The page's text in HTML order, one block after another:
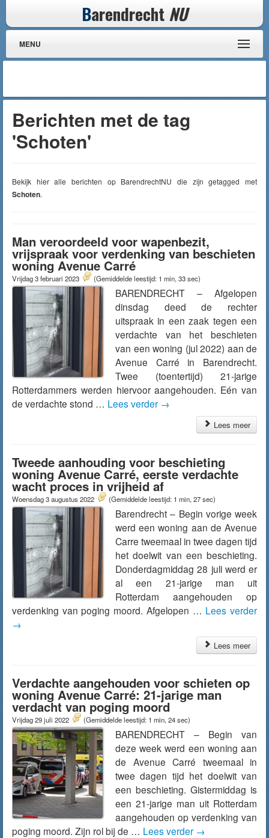
Barendrecht NU
MENU
Berichten met de tag
'Schoten'
Bekijk hier alle berichten op BarendrechtNU die zijn getagged met
Schoten.
Man veroordeeld voor wapenbezit,
vrijspraak voor verdenking van beschieten
woning Avenue Carré
Vrijdag 3 februari 2023 (Gemiddelde leestijd: 1 min, 33 sec)
BARENDRECHT – Afgelopen
dinsdag deed de rechter
uitspraak in een zaak tegen een
verdachte van het beschieten
van een woning (jul 2022) aan de
Avenue Carré in Barendrecht.
Twee (toentertijd) 21-jarige
Rotterdammers werden hiervoor aangehouden. Eén van
de verdachte stond … Lees verder →
Lees meer
Tweede aanhouding voor beschieting
woning Avenue Carré, eerste verdachte
wacht proces in vrijheid af
Woensdag 3 augustus 2022 (Gemiddelde leestijd: 1 min, 27 sec)
Barendrecht – Begin vorige week
werd een woning aan de Avenue
Carre tweemaal in twee dagen tijd
het doelwit van een beschieting.
Donderdagmiddag 28 juli werd er
al een 21-jarige man uit
Rotterdam aangehouden op
verdenking van poging moord. Afgelopen … Lees verder
→
Lees meer
Verdachte aangehouden voor schieten op
woning Avenue Carré: 21-jarige man
verdacht van poging moord
Vrijdag 29 juli 2022 (Gemiddelde leestijd: 1 min, 24 sec)
BARENDRECHT – Begin van
deze week werd een woning aan
de Avenue Carré tweemaal in
twee dagen tijd het doelwit van
een beschieting. Gistermiddag is
een 21-jarige man uit Rotterdam
aangehouden op verdenking van
poging moord. Zijn rol bij de … Lees verder →